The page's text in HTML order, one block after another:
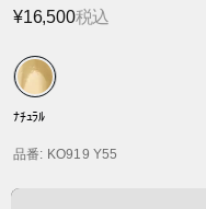
¥16,500税込
ﾅﾁｭﾗﾙ
品番: KO919 Y55